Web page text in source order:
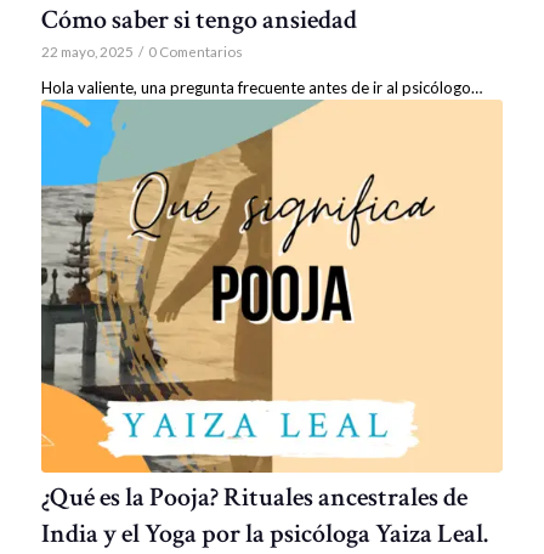
Cómo saber si tengo ansiedad
22 mayo, 2025 / 0 Comentarios
Hola valiente, una pregunta frecuente antes de ir al psicólogo…
¿Qué es la Pooja? Rituales ancestrales de
India y el Yoga por la psicóloga Yaiza Leal.